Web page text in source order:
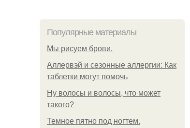
Популярные материалы
Мы рисуем брови.
Аллервэй и сезонные аллергии: Как
таблетки могут помочь
Ну волосы и волосы, что может
такого?
Темное пятно под ногтем.